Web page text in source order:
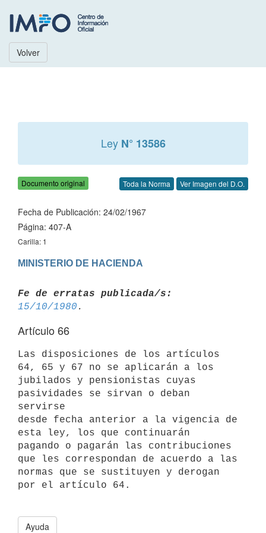
Volver
Ley N° 13586
Documento original Toda la Norma Ver Imagen del D.O.
Fecha de Publicación: 24/02/1967
Página: 407-A
Carilla: 1
MINISTERIO DE HACIENDA
Fe de erratas publicada/s:
15/10/1980
Artículo 66
Las disposiciones de los artículos
64, 65 y 67 no se aplicarán a los
jubilados y pensionistas cuyas
pasividades se sirvan o deban
servirse
desde fecha anterior a la vigencia de
esta ley, los que continuarán
pagando o pagarán las contribuciones
que les correspondan de acuerdo a las
normas que se sustituyen y derogan
por el artículo 64.
Ayuda